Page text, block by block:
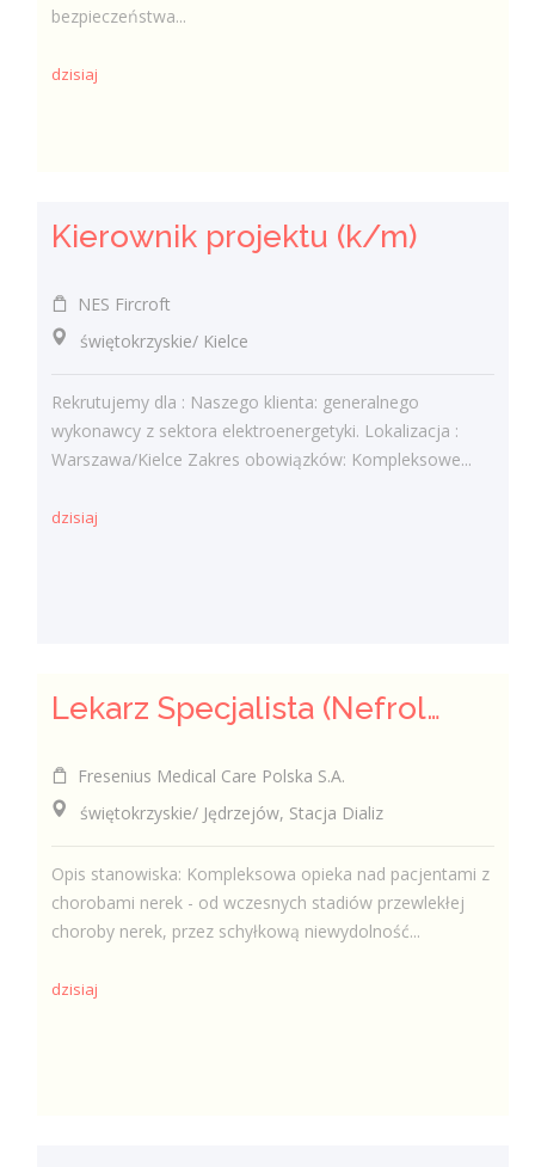
bezpieczeństwa...
dzisiaj
Kierownik projektu (k/m)
NES Fircroft
świętokrzyskie/ Kielce
Rekrutujemy dla : Naszego klienta: generalnego
wykonawcy z sektora elektroenergetyki. Lokalizacja :
Warszawa/Kielce Zakres obowiązków: Kompleksowe...
dzisiaj
Lekarz Specjalista (Nefrolog / Internista) (K/M/N)
Fresenius Medical Care Polska S.A.
świętokrzyskie/ Jędrzejów, Stacja Dializ
Opis stanowiska: Kompleksowa opieka nad pacjentami z
chorobami nerek - od wczesnych stadiów przewlekłej
choroby nerek, przez schyłkową niewydolność...
dzisiaj